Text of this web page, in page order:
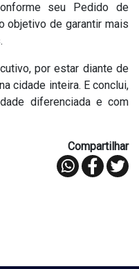
seu Pedido de
objetivo de garantir mais
por estar diante de
cidade inteira. E conclui,
diferenciada e com
Compartilhar